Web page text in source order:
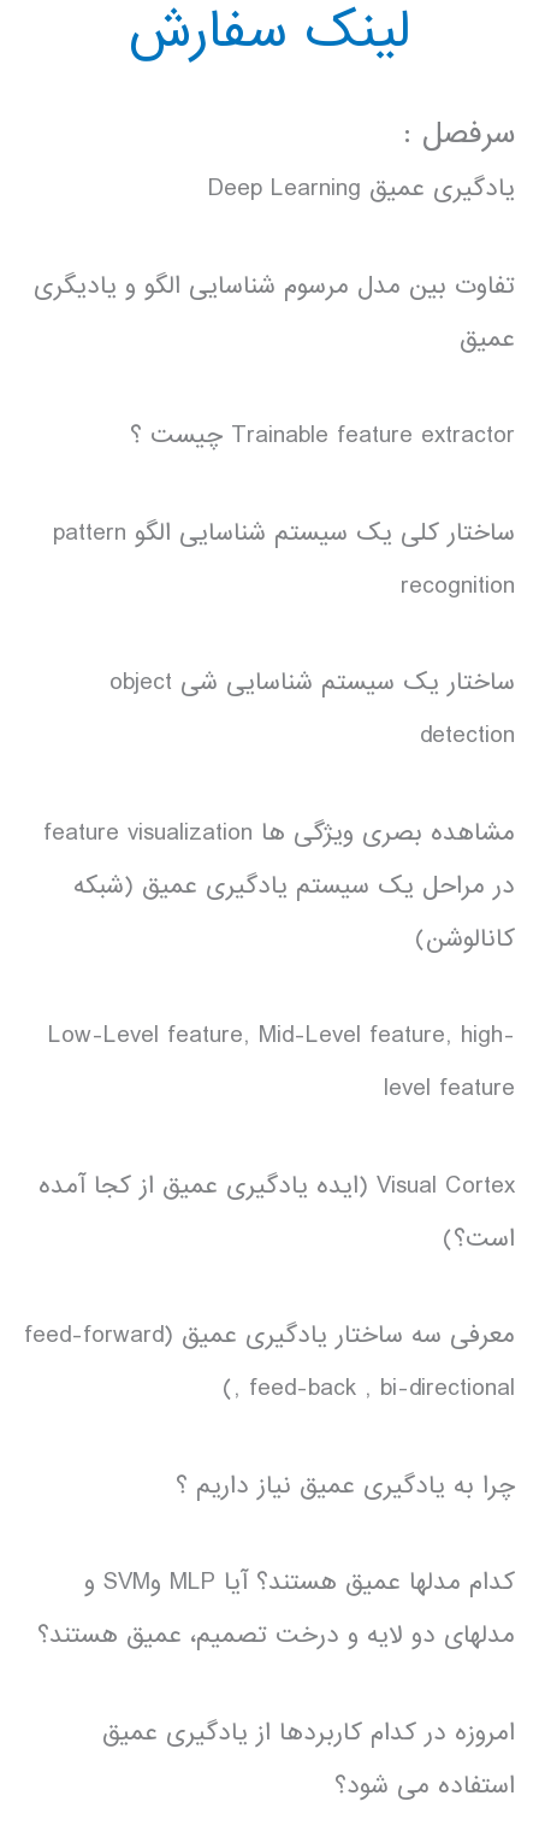
لینک سفارش
سرفصل :
یادگیری عمیق Deep Learning
تفاوت بین مدل مرسوم شناسایی الگو و یادیگری
عمیق
Trainable feature extractor چیست ؟
ساختار کلی یک سیستم شناسایی الگو pattern
recognition
ساختار یک سیستم شناسایی شی object
detection
مشاهده بصری ویژگی ها feature visualization
در مراحل یک سیستم یادگیری عمیق (شبکه
کانالوشن)
Low-Level feature, Mid-Level feature, high-
level feature
Visual Cortex (ایده یادگیری عمیق از کجا آمده
است؟)
معرفی سه ساختار یادگیری عمیق (feed-forward
, feed-back , bi-directional)
چرا به یادگیری عمیق نیاز داریم ؟
کدام مدلها عمیق هستند؟ آیا MLP وSVM و
مدلهای دو لایه و درخت تصمیم، عمیق هستند؟
امروزه در کدام کاربردها از یادگیری عمیق
استفاده می شود؟